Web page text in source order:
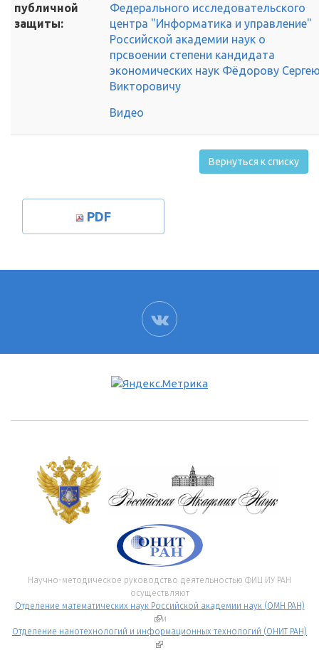
публичной
защиты:
Федерального исследовательского
центра "Информатика и управление"
Российской академии наук о
прсвоении степени кандидата
экономических наук Фёдорову
Викторовичу
Видео
Вернуться к списку
PDF
ВК
Научно-методическое руководство деятельностью ФИЦ ИУ РАН
осуществляют
Отделение математических наук Российской академии наук (ОМН РАН)
(внешняя ссылка)
и
Отделение нанотехнологий и информационных технологий (ОНИТ РАН)
(внешняя ссылка)
.